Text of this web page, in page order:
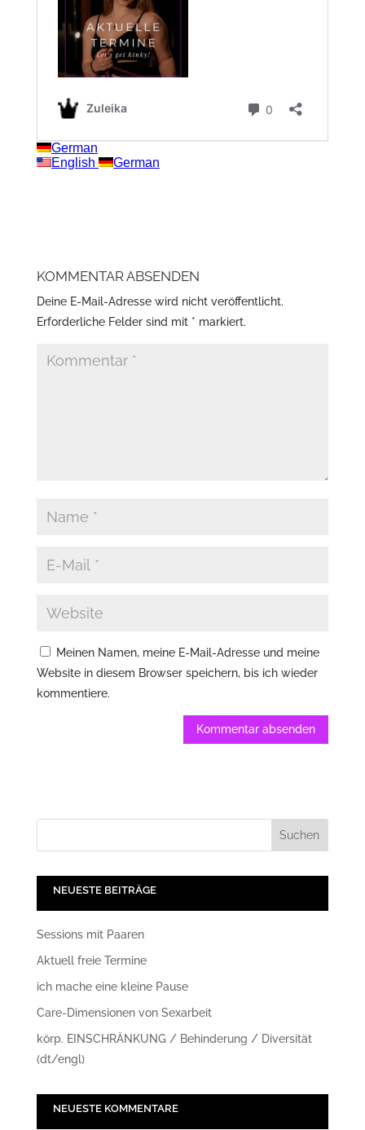
KOMMENTAR ABSENDEN
Deine E-Mail-Adresse wird nicht veröffentlicht.
Erforderliche Felder sind mit * markiert.
Meinen Namen, meine E-Mail-Adresse und meine
Website in diesem Browser speichern, bis ich wieder
kommentiere.
NEUESTE BEITRÄGE
Sessions mit Paaren
Aktuell freie Termine
ich mache eine kleine Pause
Care-Dimensionen von Sexarbeit
körp. EINSCHRÄNKUNG / Behinderung / Diversität
(dt/engl)
NEUESTE KOMMENTARE